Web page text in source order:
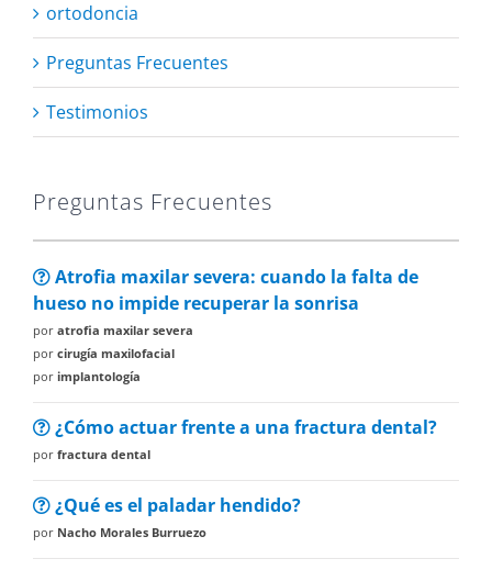
ortodoncia
Preguntas Frecuentes
Testimonios
Preguntas Frecuentes
Atrofia maxilar severa: cuando la falta de
hueso no impide recuperar la sonrisa
por atrofia maxilar severa
por cirugía maxilofacial
por implantología
¿Cómo actuar frente a una fractura dental?
por fractura dental
¿Qué es el paladar hendido?
por Nacho Morales Burruezo